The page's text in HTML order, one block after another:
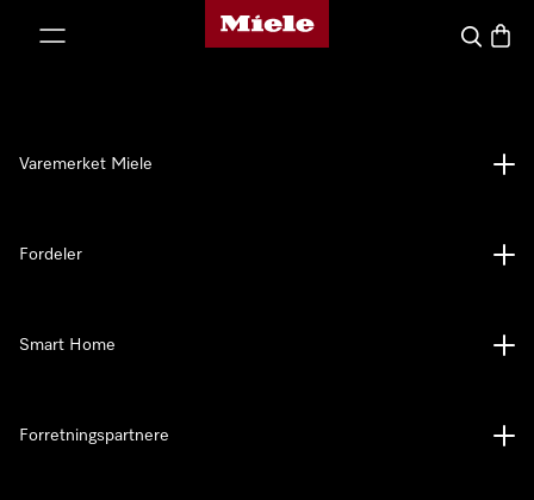
Mieles hjemmeside
Søk
Varemerket Miele
Fordeler
Smart Home
Forretningspartnere